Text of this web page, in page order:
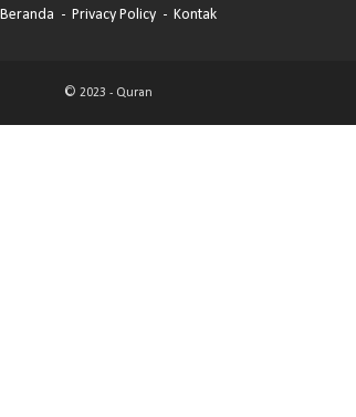
Beranda Privacy Policy Kontak
© 2023 - Quran